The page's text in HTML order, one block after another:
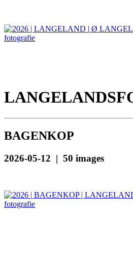
BAGENKOP
2026-05-12 | 50 images